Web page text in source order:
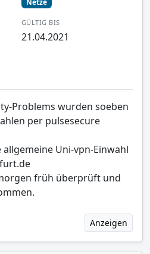
GÜLTIG BIS
21.04.2021
Problems wurden soeben
per pulsesecure
Uni-vpn-Einwahl
früh überprüft und
Anzeigen